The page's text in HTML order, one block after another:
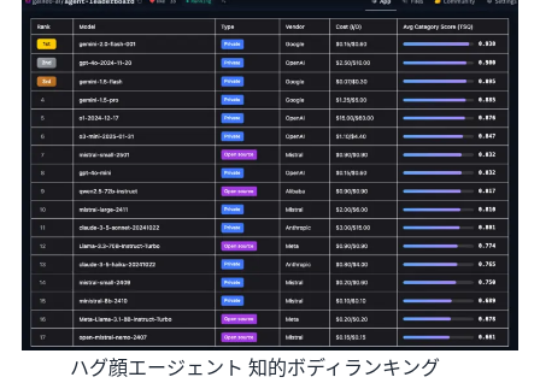
ハグ顔エージェント 知的ボディランキング